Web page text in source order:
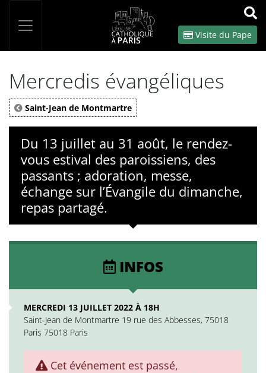
OK
Visite du Pape
Mercredis évangéliques
Saint-Jean de Montmartre
Du 13 juillet au 31 août, le rendez-
vous estival des paroissiens, des
passants ; adoration, messe,
échange sur l’Évangile du dimanche,
repas partagé.
INFOS
MERCREDI 13 JUILLET 2022 À 18H
Saint-Jean de Montmartre 19 rue des Abbesses, 75018
Paris 75018 Paris
Cet événement est passé,
Panneau de gestion des cookies